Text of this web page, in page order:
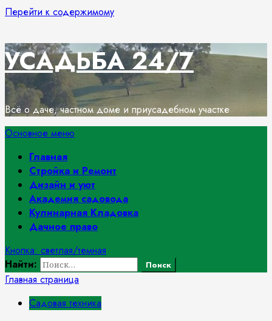
Перейти к содержимому
УСАДЬБА 24/7
Всё о даче, частном доме и приусадебном участке
Основное меню
Главная
Стройка и Ремонт
Дизайн и уют
Академия садовода
Кулинарная Кладовка
Дачное право
Кнопка: светлая/темная
Найти:
Главная страница
Садовая техника